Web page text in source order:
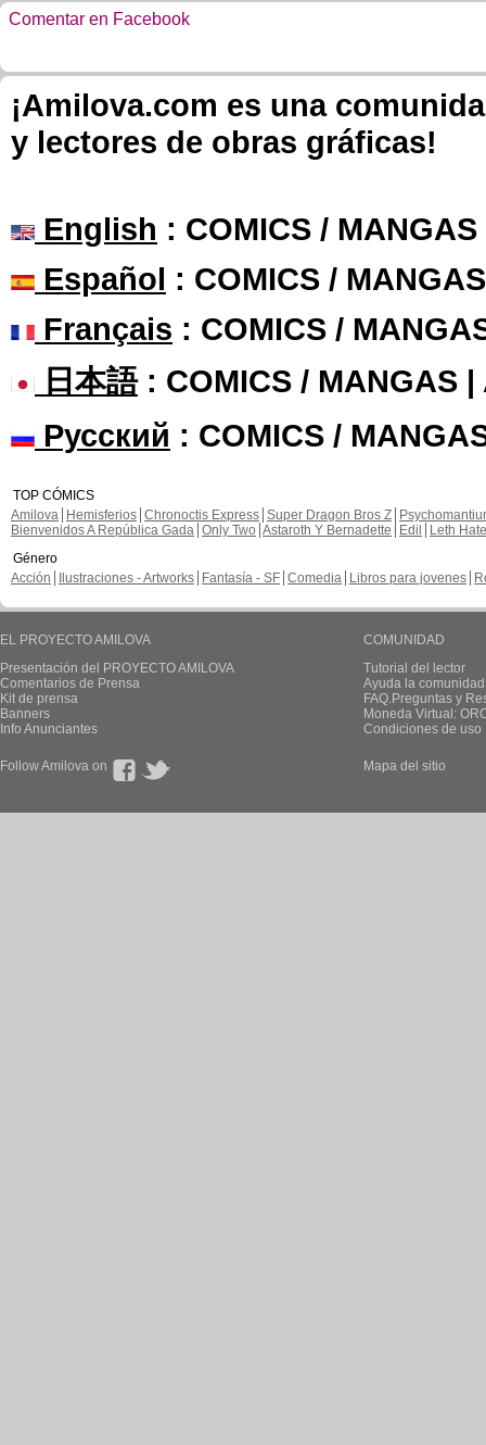
Comentar en Facebook
¡Amilova.com es una
y lectores de obras gráficas!
English : COMICS /
Español : COMICS /
Français : COMICS /
日本語: COMICS / MANGAS |
Русский : COMICS /
TOP CÓMICS
Amilova
Hemisferios Chronoctis Express Super Dragon Bros Z
Bienvenidos A República Gada Only Two Astaroth Y Bernadette Edil
Leth Hate
Género
Acción
Ilustraciones - Artworks Fantasía - SF Comedia Libros para jovenes
EL PROYECTO AMILOVA
Presentación del PROYECTO AMILOVA
Comentarios de Prensa
Kit de prensa
Banners
Info Anunciantes
COMUNIDAD
Tutorial del lector
Ayuda la
FAQ.Preguntas y
Moneda Virtual:
Condiciones de uso
Follow Amilova on Mapa del sitio